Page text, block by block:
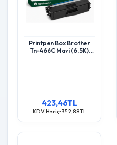
Printpen Box Brother
Tn-466C Mavi (6.5K)
423,46TL
KDV Hariç:352,88TL